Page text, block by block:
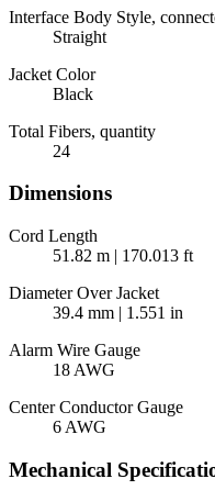
Interface Body Style,
Straight
Jacket Color
Black
Total Fibers, quantity
24
Dimensions
Cord Length
51.82 m | 170.013 ft
Diameter Over Jacket
39.4 mm | 1.551 in
Alarm Wire Gauge
18 AWG
Center Conductor Gauge
6 AWG
Mechanical